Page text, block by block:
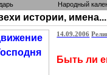
Народный
истории, имена...
14.09.2006
Быть ли